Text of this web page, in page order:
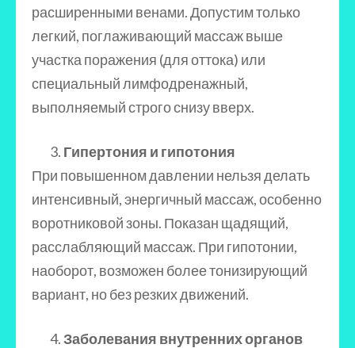
расширенными венами. Допустим только
легкий, поглаживающий массаж выше
участка поражения (для оттока) или
специальный лимфодренажный,
выполняемый строго снизу вверх.
Гипертония и гипотония
При повышенном давлении нельзя делать
интенсивный, энергичный массаж, особенно
воротниковой зоны. Показан щадящий,
расслабляющий массаж. При гипотонии,
наоборот, возможен более тонизирующий
вариант, но без резких движений.
Заболевания внутренних органов